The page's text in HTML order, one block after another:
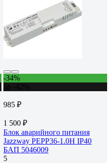
-34%
985 ₽
1 500 ₽
Блок аварийного питания
Jazzway PEPP36-1.0H IP40
БАП 5046009
5